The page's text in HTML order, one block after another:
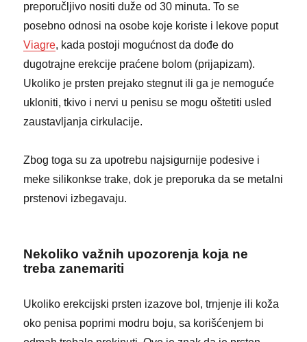
preporučljivo nositi duže od 30 minuta. To se
posebno odnosi na osobe koje koriste i lekove poput
Viagre, kada postoji mogućnost da dođe do
dugotrajne erekcije praćene bolom (prijapizam).
Ukoliko je prsten prejako stegnut ili ga je nemoguće
ukloniti, tkivo i nervi u penisu se mogu oštetiti usled
zaustavljanja cirkulacije.
Zbog toga su za upotrebu najsigurnije podesive i
meke silikonkse trake, dok je preporuka da se metalni
prstenovi izbegavaju.
Nekoliko važnih upozorenja koja ne
treba zanemariti
Ukoliko erekcijski prsten izazove bol, trnjenje ili koža
oko penisa poprimi modru boju, sa korišćenjem bi